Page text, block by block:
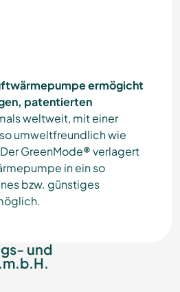
ermögicht
patentierten
weltweit, mit einer
umweltfreundlich wie
GreenMode®verlagert
in ein so
bzw. günstiges
und